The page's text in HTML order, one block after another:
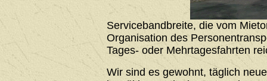
Servicebandbreite, die vom
Organisation des
Tages- oder Mehrtagesfahrten
Wir sind es gewohnt, täglich